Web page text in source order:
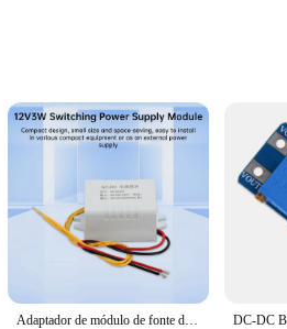
alloy, this module ensures
devices receive the power they need
Its compact size and lightweight build
this module's versatility and user-
Adaptador de módulo de fonte de alimentação AC-DC 12V 250MA Interruptor de comutação Termostato AC 110-220V Saída DC 12V 3W Conversor XH-M302